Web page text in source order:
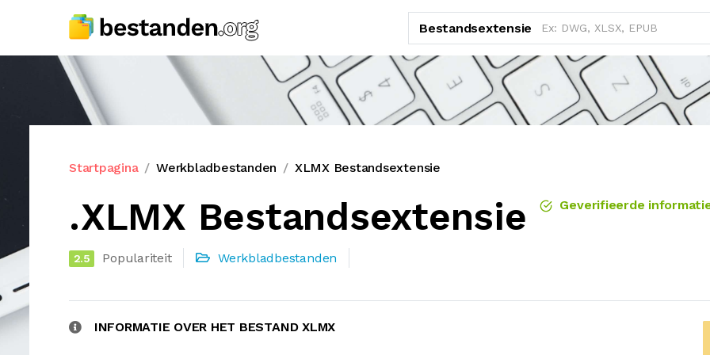
Bestandsextensie
Startpagina Werkbladbestanden XLMX Bestandsextensie
.XLMX Bestandsextensie Geverifieerde
2.5 Populariteit Werkbladbestanden
INFORMATIE OVER HET BESTAND XLMX